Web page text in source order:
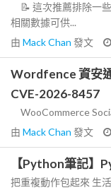
📝 這次推薦排除一
相關數據可供...
由 Mack Chan 發文
Wordfence 資安
CVE-2026-8457
WooCommerce
由 Mack Chan 發文
【Python筆記】
把重複動作包起來 生